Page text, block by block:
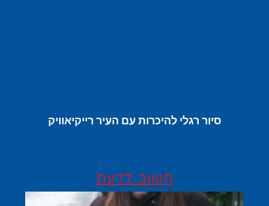
סיור רגלי להיכרות עם העיר רייקיאוויק
חשוב לדעת